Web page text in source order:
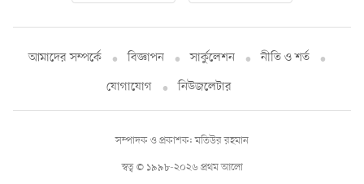
আমাদের সম্পর্কে বিজ্ঞাপন সার্কুলেশন
নীতি ও শর্ত
যোগাযোগ
নিউজলেটার
স্বত্ব © ১৯৯৮-২০২৬ প্রথম আলো
সম্পাদক ও প্রকাশক: মতিউর রহমান